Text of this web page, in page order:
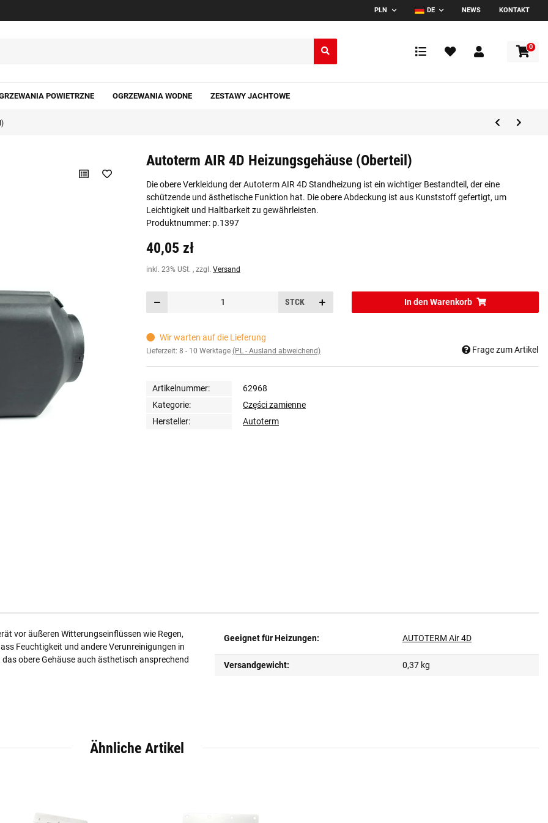
PLN DE NEWS KONTAKT
0
POWIETRZNE OGRZEWANIA WODNE ZESTAWY JACHTOWE
Autoterm AIR 4D Heizungsgehäuse (Oberteil)
Die obere Verkleidung der Autoterm AIR 4D Standheizung ist ein wichtiger Bestandteil, der eine
schützende und ästhetische Funktion hat. Die obere Abdeckung ist aus Kunststoff gefertigt, um
Leichtigkeit und Haltbarkeit zu gewährleisten.
Produktnummer: p.1397
40,05 zł
inkl. 23% USt. , zzgl. Versand
STCK In den Warenkorb
Wir warten auf die Lieferung
Lieferzeit: 8 - 10 Werktage (PL - Ausland abweichend) Frage zum Artikel
Artikelnummer:
62968
Kategorie:
Części zamienne
Hersteller:
Autoterm
vor äußeren Witterungseinflüssen wie Regen,
Feuchtigkeit und andere Verunreinigungen in
obere Gehäuse auch ästhetisch ansprechend
Geeignet für Heizungen: AUTOTERM Air 4D
Versandgewicht: 0,37 kg
Ähnliche Artikel